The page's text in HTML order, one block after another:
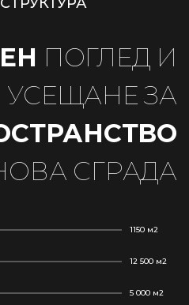
ПОГЛЕД И
УСЕЩАНЕ ЗА
СГРАДА
1150 м2
12 500 м2
5 000 м2